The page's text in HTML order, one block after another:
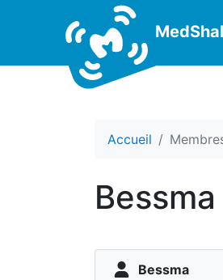
Accueil
Bessma
Bessma